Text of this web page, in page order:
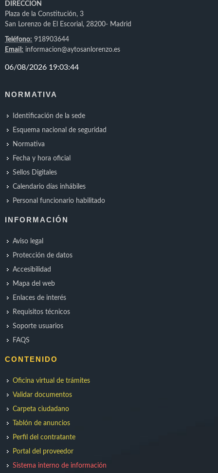
DIRECCION
Plaza de la Constitución, 3
San Lorenzo de El Escorial, 28200- Madrid
Teléfono: 918903644
Email: informacion@aytosanlorenzo.es
NORMATIVA
Identificación de la sede
Esquema nacional de seguridad
Normativa
Fecha y hora oficial
Sellos Digitales
Calendario días inhábiles
Personal funcionario habilitado
INFORMACIÓN
Aviso legal
Protección de datos
Accesibilidad
Mapa del web
Enlaces de interés
Requisitos técnicos
Soporte usuarios
FAQS
CONTENIDO
Oficina virtual de trámites
Validar documentos
Carpeta ciudadano
Tablón de anuncios
Perfil del contratante
Portal del proveedor
Sistema interno de información